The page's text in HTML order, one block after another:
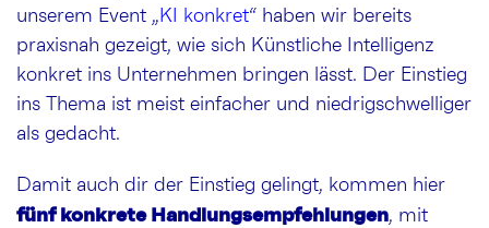
unserem Event „KI konkret“ haben wir bereits
praxisnah gezeigt, wie sich Künstliche Intelligenz
konkret ins Unternehmen bringen lässt. Der Einstieg
ins Thema ist meist einfacher und niedrigschwelliger
als gedacht.
Damit auch dir der Einstieg gelingt, kommen hier
fünf konkrete Handlungsempfehlungen, mit